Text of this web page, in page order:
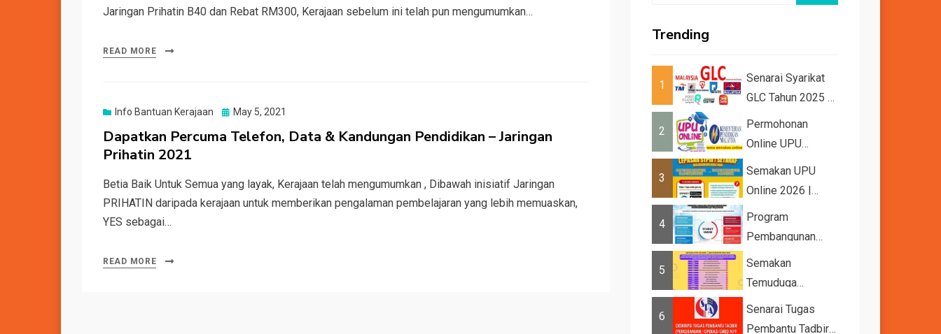
Jaringan Prihatin B40 dan Rebat RM300, Kerajaan sebelum ini telah pun mengumumkan…
READ MORE
Info Bantuan Kerajaan
Posted
May 5, 2021
Dapatkan Percuma Telefon, Data & Kandungan Pendidikan – Jaringan
Prihatin 2021
Betia Baik Untuk Semua yang layak, Kerajaan telah mengumumkan , Dibawah inisiatif Jaringan
PRIHATIN daripada kerajaan untuk memberikan pengalaman pembelajaran yang lebih memuaskan,
YES sebagai…
READ MORE
Trending
1
Senarai Syarikat
GLC Tahun 2025 /
2026
2
Permohonan
Online UPU
2026/2027
3
Semakan UPU
Online 2026 |
Tawaran
Kemasukan ke
4
Program
Pembangunan
Bakat Muda (YTP)
MARA 2026 –
5
Semakan
Temuduga
UPUOnline Sesi
2026/2027
6
Senarai Tugas
Pembantu Tadbir